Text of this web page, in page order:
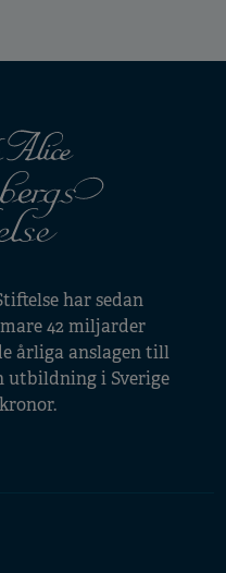
har sedan
42 miljarder
årliga anslagen till
utbildning i Sverige